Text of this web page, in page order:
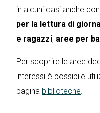
in alcuni casi anche
per la lettura di
e ragazzi, aree per
Per scoprire le aree
interessi è possibile
pagina biblioteche.